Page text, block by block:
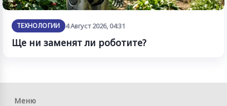
ТЕХНОЛОГИИ 4 Август 2026, 04:31
Ще ни заменят ли роботите?
Меню